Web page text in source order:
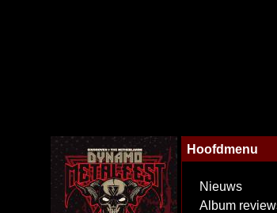
Hoofdmenu
Nieuws
Album